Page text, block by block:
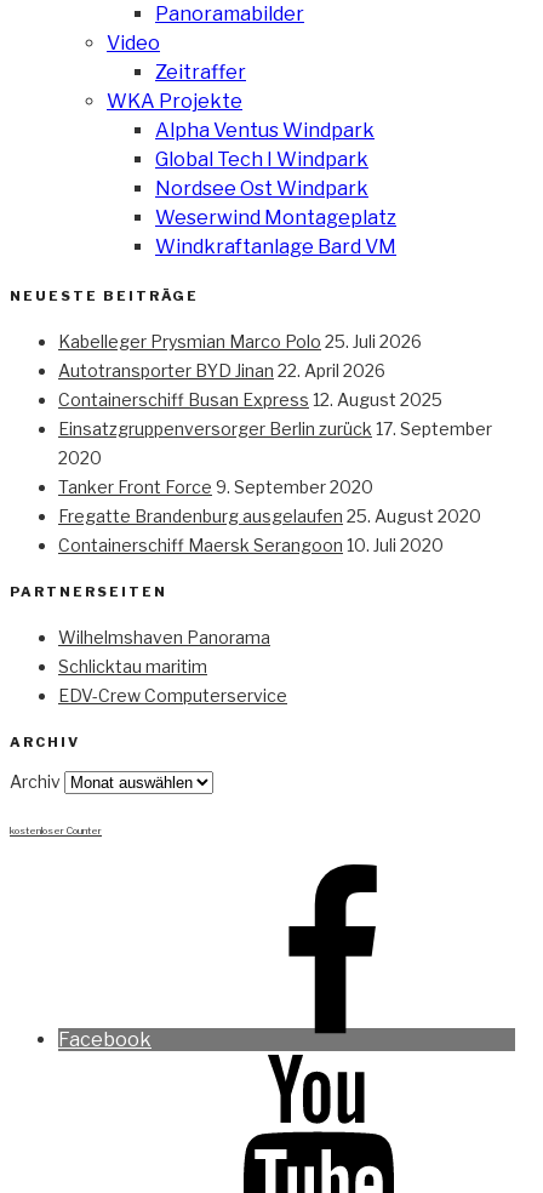
Panoramabilder
Video
Zeitraffer
WKA Projekte
Alpha Ventus Windpark
Global Tech I Windpark
Nordsee Ost Windpark
Weserwind Montageplatz
Windkraftanlage Bard VM
NEUESTE BEITRÄGE
Kabelleger Prysmian Marco Polo 25. Juli 2026
Autotransporter BYD Jinan 22. April 2026
Containerschiff Busan Express 12. August 2025
Einsatzgruppenversorger Berlin zurück 17. September
2020
Tanker Front Force 9. September 2020
Fregatte Brandenburg ausgelaufen 25. August 2020
Containerschiff Maersk Serangoon 10. Juli 2020
PARTNERSEITEN
Wilhelmshaven Panorama
Schlicktau maritim
EDV-Crew Computerservice
ARCHIV
Archiv
kostenloser Counter
Facebook